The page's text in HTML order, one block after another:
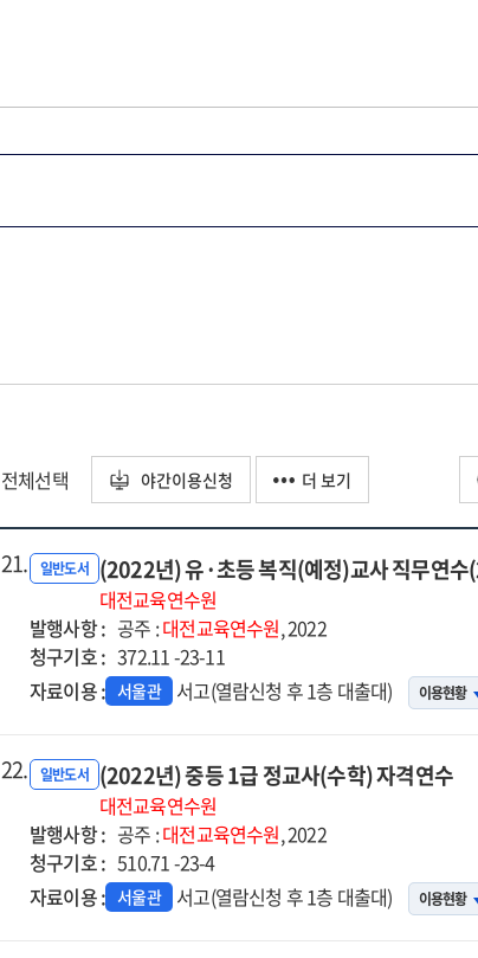
전체선택 야간이용신청 더 보기
21. 일반도서 (2022년) 유·초등 복직(예정)교사 직무연수
대전교육연수원
발행사항 : 공주 :대전교육연수원, 2022
청구기호 : 372.11 -23-11
자료이용 : 서울관 서고(열람신청 후 1층 대출대) 이용현황
22. 일반도서 (2022년) 중등 1급 정교사(수학) 자격연수
대전교육연수원
발행사항 : 공주 :대전교육연수원, 2022
청구기호 : 510.71 -23-4
자료이용 : 서울관 서고(열람신청 후 1층 대출대) 이용현황